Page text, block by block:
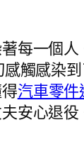
每一個
感觸感染
汽車零件
安心退